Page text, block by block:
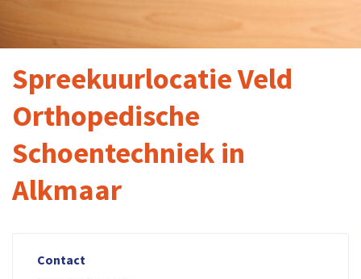
Spreekuurlocatie Veld
Orthopedische
Schoentechniek in
Alkmaar
Contact